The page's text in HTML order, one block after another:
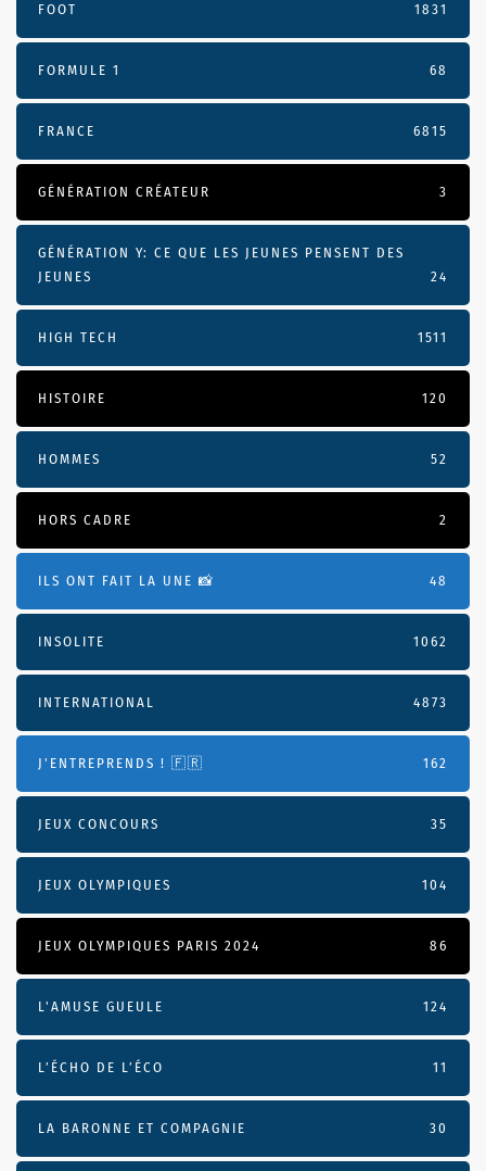
FOOT 1831
FORMULE 1 68
FRANCE 6815
GÉNÉRATION CRÉATEUR 3
GÉNÉRATION Y: CE QUE LES JEUNES PENSENT DES
JEUNES
24
HIGH TECH 1511
HISTOIRE 120
HOMMES 52
HORS CADRE 2
ILS ONT FAIT LA UNE 📸 48
INSOLITE 1062
INTERNATIONAL 4873
J'ENTREPRENDS ! 🇫🇷 162
JEUX CONCOURS 35
JEUX OLYMPIQUES 104
JEUX OLYMPIQUES PARIS 2024 86
L'AMUSE GUEULE 124
L’ÉCHO DE L’ÉCO 11
LA BARONNE ET COMPAGNIE 30